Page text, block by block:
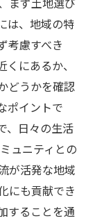
リアを見つ
の完成とそ
は、地域の特
考慮すべき
にあるか、
どうかを確認
ポイントで
、日々の生活
ュニティとの
が活発な地域
にも貢献でき
することを通